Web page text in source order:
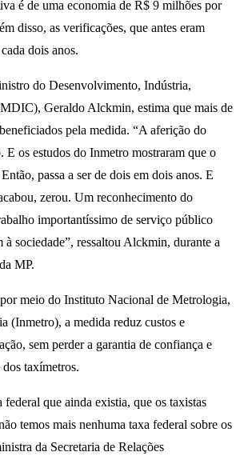
é de uma economia de R$ 9 milhões por
disso, as verificações, que antes eram
dois anos.
do Desenvolvimento, Indústria,
Geraldo Alckmin, estima que mais de
pela medida. “A aferição do
E os estudos do Inmetro mostraram que o
passa a ser de dois em dois anos. E
zerou. Um reconhecimento do
importantíssimo de serviço público
à sociedade”, ressaltou Alckmin, durante a
MP.
meio do Instituto Nacional de Metrologia,
(Inmetro), a medida reduz custos e
sem perder a garantia de confiança e
taxímetros.
federal que ainda existia, que os taxistas
temos mais nenhuma taxa federal sobre os
da Secretaria de Relações